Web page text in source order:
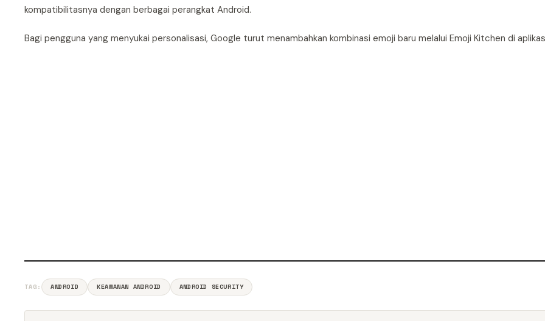
kompatibilitasnya dengan berbagai perangkat Android.
Bagi pengguna yang menyukai personalisasi, Google turut menambahkan kombinasi emoji baru melalui Emoji Kitchen di
TAG: ANDROID KEAMANAN ANDROID ANDROID SECURITY